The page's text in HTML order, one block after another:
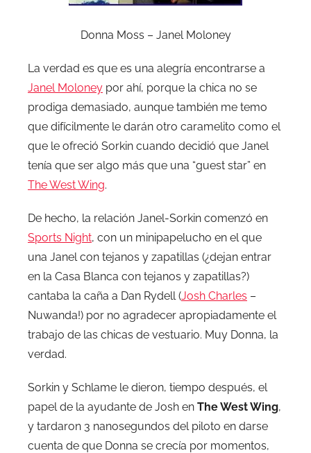
Donna Moss – Janel Moloney
La verdad es que es una alegría encontrarse a
Janel Moloney por ahí, porque la chica no se
prodiga demasiado, aunque también me temo
que difícilmente le darán otro caramelito como el
que le ofreció Sorkin cuando decidió que Janel
tenía que ser algo más que una “guest star” en
The West Wing.
De hecho, la relación Janel-Sorkin comenzó en
Sports Night, con un minipapelucho en el que
una Janel con tejanos y zapatillas (¿dejan entrar
en la Casa Blanca con tejanos y zapatillas?)
cantaba la caña a Dan Rydell (Josh Charles –
Nuwanda!) por no agradecer apropiadamente el
trabajo de las chicas de vestuario. Muy Donna, la
verdad.
Sorkin y Schlame le dieron, tiempo después, el
papel de la ayudante de Josh en The West Wing,
y tardaron 3 nanosegundos del piloto en darse
cuenta de que Donna se crecía por momentos,